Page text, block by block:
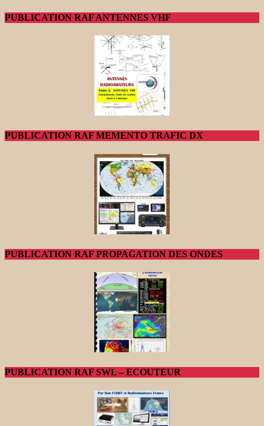
PUBLICATION RAF ANTENNES VHF
PUBLICATION RAF MEMENTO TRAFIC DX
PUBLICATION RAF PROPAGATION DES ONDES
PUBLICATION RAF SWL – ECOUTEUR